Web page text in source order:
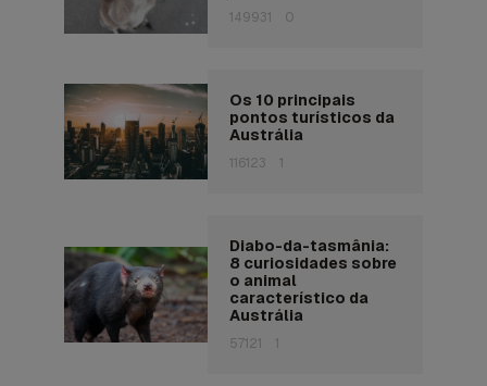
149931 0
Os 10 principais
pontos turísticos da
Austrália
116123 1
Diabo-da-tasmânia:
8 curiosidades sobre
o animal
característico da
Austrália
57121 1